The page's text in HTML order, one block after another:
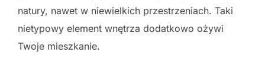
natury, nawet w niewielkich przestrzeniach. Taki
nietypowy element wnętrza dodatkowo ożywi
Twoje mieszkanie.